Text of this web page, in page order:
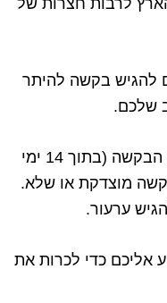
להגיש בקשה להיתר
שלכם.
לאחר שיגיע אליכם כדי לבחון את הבקשה (בתוך 14 ימי
מוצדקת או שלא.
ערעור.
אליכם כדי לכרות את